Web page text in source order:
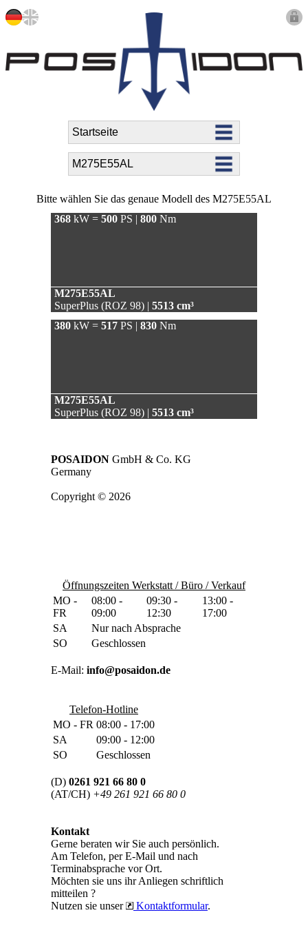
Bitte wählen Sie das genaue Modell des M275E55AL
368 kW = 500 PS | 800 Nm
M275E55AL
SuperPlus (ROZ 98) | 5513 cm³
380 kW = 517 PS | 830 Nm
M275E55AL
SuperPlus (ROZ 98) | 5513 cm³
POSAIDON GmbH & Co. KG
Germany
Copyright © 2026
Öffnungszeiten Werkstatt / Büro / Verkauf
MO -
FR
08:00 -
09:00
09:30 -
12:30
13:00 -
17:00
SA
Nur nach Absprache
SO
Geschlossen
E-Mail: info@posaidon.de
Telefon-Hotline
MO - FR 08:00 - 17:00
SA
09:00 - 12:00
SO
Geschlossen
(D) 0261 921 66 80 0
(AT/CH) +49 261 921 66 80 0
Kontakt
Gerne beraten wir Sie auch persönlich.
Am Telefon, per E-Mail und nach
Terminabsprache vor Ort.
Möchten sie uns ihr Anliegen schriftlich
mitteilen ?
Nutzen sie unser
Kontaktformular.